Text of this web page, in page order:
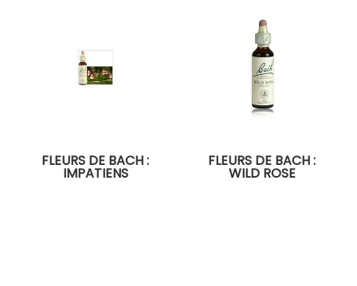
FLEURS DE BACH :
IMPATIENS
FLEURS DE BACH :
WILD ROSE